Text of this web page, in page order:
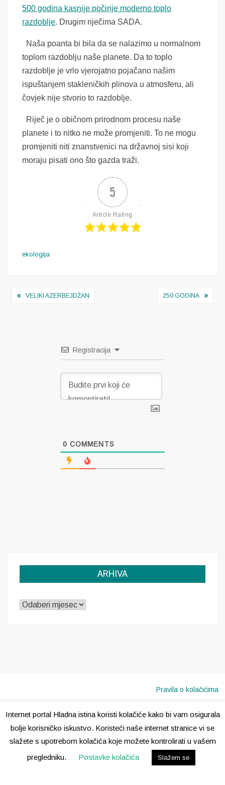
500 godina kasnije počinje moderno toplo
razdoblje. Drugim riječima SADA.
Naša poanta bi bila da se nalazimo u normalnom
toplom razdoblju naše planete. Da to toplo
razdoblje je vrlo vjerojatno pojačano našim
ispuštanjem stakleničkih plinova u atmosferu, ali
čovjek nije stvorio to razdoblje.
Riječ je o običnom prirodnom procesu naše
planete i to nitko ne može promjeniti. To ne mogu
promjeniti niti znanstvenici na državnoj sisi koji
moraju pisati ono što gazda traži.
5
Article Rating
ekologija
Navigacija
VELIKI AZERBEJDŽAN 250 GODINA
Registracija
0 COMMENTS
ARHIVA
ARHIVA
Pravila o kolačićima
Internet portal Hladna istina koristi kolačiće kako bi vam osigurala
bolje korisničko iskustvo. Koristeći naše internet stranice vi se
slažete s upotrebom kolačića koje možete kontrolirati u vašem
pregledniku.
Postavke kolačića Slažem se
Copyright © 2020 · Sva prava pridržana · Hladna Istina